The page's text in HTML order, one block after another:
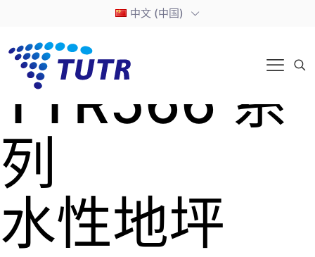
中文 (中国)
TTR566 系
列
水性地坪